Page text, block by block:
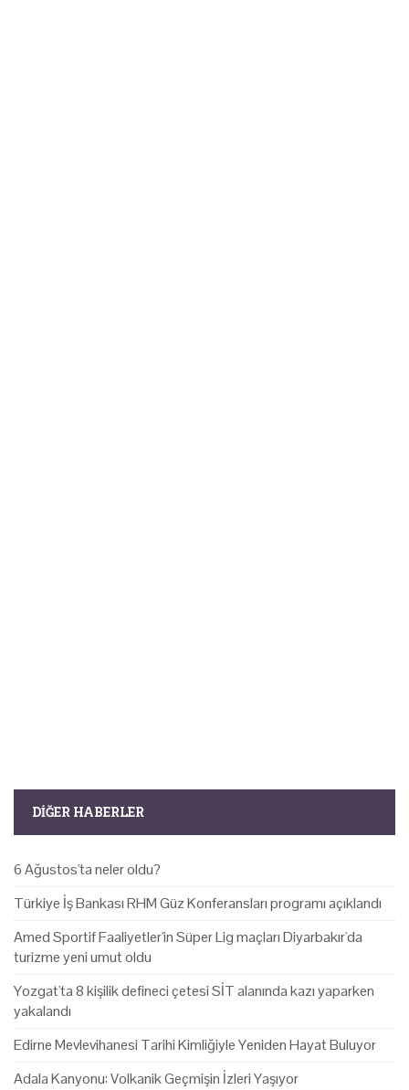
DIĞER HABERLER
6 Ağustos'ta neler oldu?
Türkiye İş Bankası RHM Güz Konferansları programı açıklandı
Amed Sportif Faaliyetler'in Süper Lig maçları Diyarbakır'da
turizme yeni umut oldu
Yozgat'ta 8 kişilik defineci çetesi SİT alanında kazı yaparken
yakalandı
Edirne Mevlevihanesi Tarihi Kimliğiyle Yeniden Hayat Buluyor
Adala Kanyonu: Volkanik Geçmişin İzleri Yaşıyor